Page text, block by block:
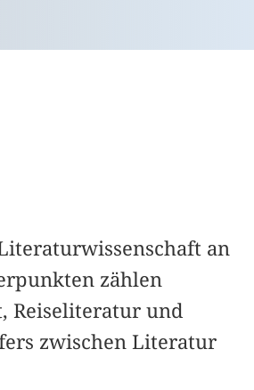
an
zählen
Reiseliteratur und
zwischen Literatur